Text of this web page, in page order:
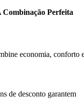
Combinação Perfeita
economia, conforto
de desconto garantem